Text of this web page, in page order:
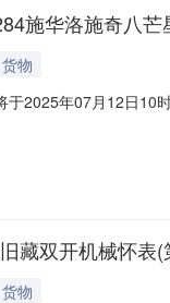
施华洛施奇八
货物
于2025年07月12日10
不能作为实际市场
藏双开机械怀表
货物